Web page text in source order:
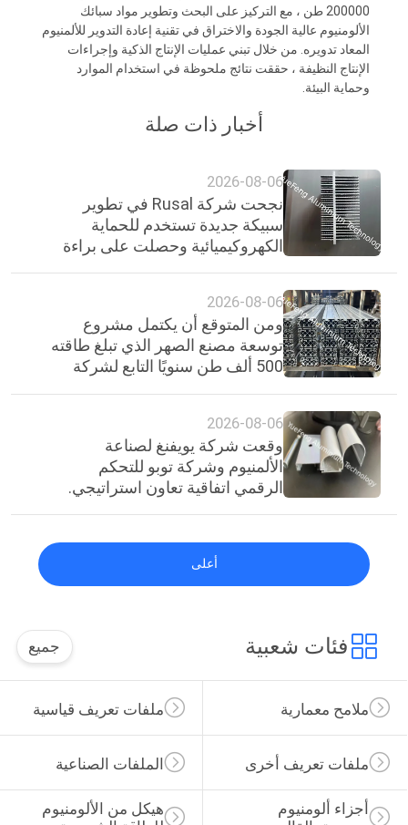
200000 طن ، مع التركيز على البحث وتطوير مواد سبائك
الألومنيوم عالية الجودة والاختراق في تقنية إعادة التدوير للألمنيوم
المعاد تدويره. من خلال تبني عمليات الإنتاج الذكية وإجراءات
الإنتاج النظيفة ، حققت نتائج ملحوظة في استخدام الموارد
وحماية البيئة.
أخبار ذات صلة
2026-08-06
نجحت شركة Rusal في تطوير
سبيكة جديدة تستخدم للحماية
الكهروكيميائية وحصلت على براءة
2026-08-06
ومن المتوقع أن يكتمل مشروع
توسعة مصنع الصهر الذي تبلغ طاقته
500 ألف طن سنويًا التابع لشركة
2026-08-06
وقعت شركة يويفنغ لصناعة
الألمنيوم وشركة توبو للتحكم
الرقمي اتفاقية تعاون استراتيجي.
أعلى
فئات شعبية جميع
ملفات تعريف قياسية ملامح معمارية
الملفات الصناعية ملفات تعريف أخرى
هيكل من الألومنيوم
أجزاء ألومنيوم